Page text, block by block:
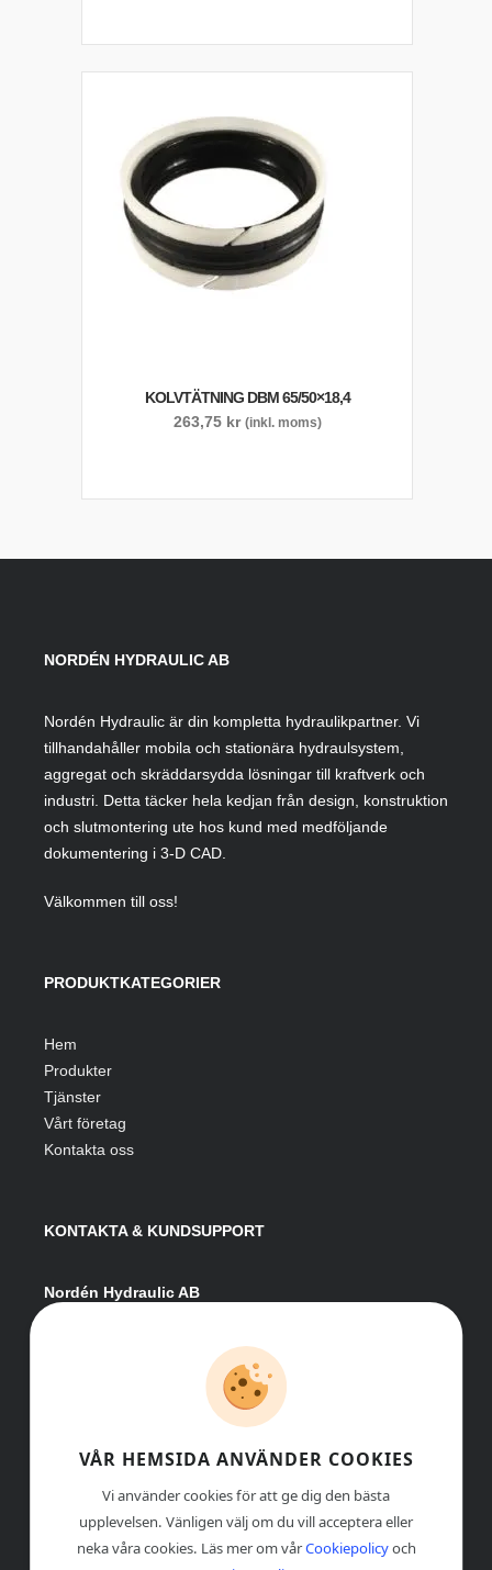
KOLVTÄTNING DBM 65/50×18,4
263,75 kr (inkl. moms)
NORDÉN HYDRAULIC AB
Nordén Hydraulic är din kompletta hydraulikpartner. Vi
tillhandahåller mobila och stationära hydraulsystem,
aggregat och skräddarsydda lösningar till kraftverk och
industri. Detta täcker hela kedjan från design, konstruktion
och slutmontering ute hos kund med medföljande
dokumentering i 3-D CAD.
Välkommen till oss!
PRODUKTKATEGORIER
Hem
Produkter
Tjänster
Vårt företag
Kontakta oss
KONTAKTA & KUNDSUPPORT
Nordén Hydraulic AB
info@nordenhydraulic.se
Org-nr: 556531-8424
VÅR HEMSIDA ANVÄNDER COOKIES
Vi använder cookies för att ge dig den bästa
upplevelsen. Vänligen välj om du vill acceptera eller
neka våra cookies. Läs mer om vårCookiepolicyoch